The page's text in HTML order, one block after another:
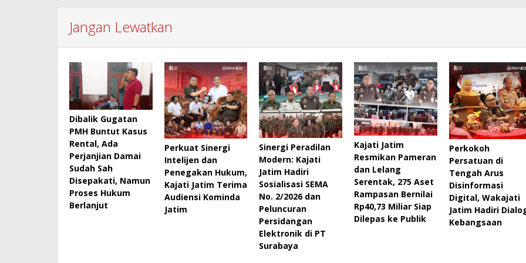
Jangan Lewatkan
Dibalik Gugatan
PMH Buntut Kasus
Rental, Ada
Perjanjian Damai
Sudah Sah
Disepakati, Namun
Proses Hukum
Berlanjut
Perkuat Sinergi
Intelijen dan
Penegakan Hukum,
Kajati Jatim Terima
Audiensi Kominda
Jatim
Sinergi Peradilan
Modern: Kajati
Jatim Hadiri
Sosialisasi SEMA
No. 2/2026 dan
Peluncuran
Persidangan
Elektronik di PT
Surabaya
Kajati Jatim
Resmikan Pameran
dan Lelang
Serentak, 275 Aset
Rampasan Bernilai
Rp40,73 Miliar Siap
Dilepas ke Publik
Perkokoh
Persatuan di
Tengah Arus
Disinformasi
Digital, Wakajati
Jatim Hadiri
Kebangsaan